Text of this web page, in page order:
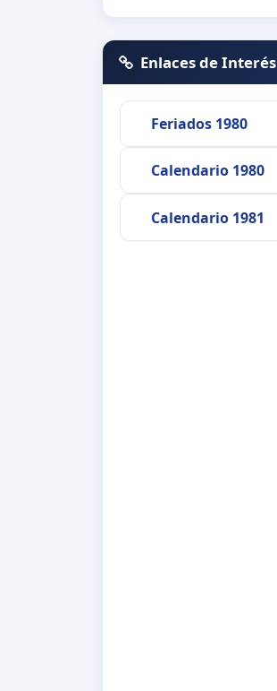
Enlaces de Interés
Feriados 1980
Calendario 1980
Calendario 1981